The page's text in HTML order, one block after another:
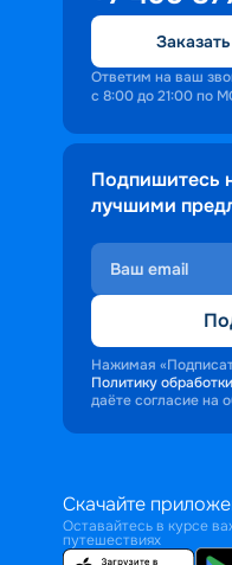
Ответим на ваш
с 8:00 до 21:00 по
Подпишитесь
лучшими
Нажимая
Политику
даёте согласие на
Скачайте
Оставайтесь в курсе
путешествиях